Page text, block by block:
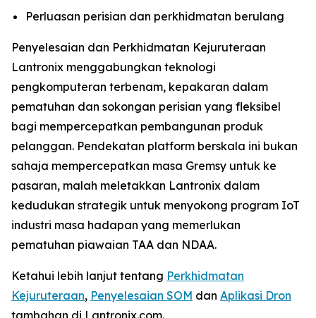
Perluasan perisian dan perkhidmatan berulang
Penyelesaian dan Perkhidmatan Kejuruteraan
Lantronix menggabungkan teknologi
pengkomputeran terbenam, kepakaran dalam
pematuhan dan sokongan perisian yang fleksibel
bagi mempercepatkan pembangunan produk
pelanggan. Pendekatan platform berskala ini bukan
sahaja mempercepatkan masa Gremsy untuk ke
pasaran, malah meletakkan Lantronix dalam
kedudukan strategik untuk menyokong program IoT
industri masa hadapan yang memerlukan
pematuhan piawaian TAA dan NDAA.
Ketahui lebih lanjut tentang Perkhidmatan
Kejuruteraan, Penyelesaian SOM dan Aplikasi Dron
tambahan di Lantronix.com.